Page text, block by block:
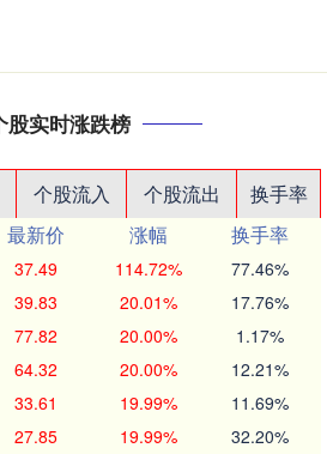
股实时涨跌榜
个股流入 个股流出
换手率
最新价 涨幅
换手率
37.49 114.72% 77.46%
39.83 20.01% 17.76%
77.82 20.00% 1.17%
64.32 20.00% 12.21%
33.61 19.99% 11.69%
27.85 19.99% 32.20%